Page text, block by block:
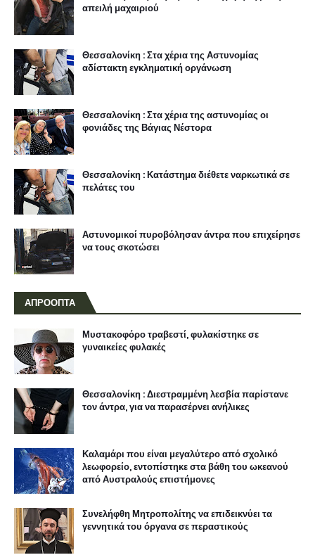
απειλή μαχαιριού
Θεσσαλονίκη : Στα χέρια της Αστυνομίας
αδίστακτη εγκληματική οργάνωση
Θεσσαλονίκη : Στα χέρια της αστυνομίας οι
φονιάδες της Βάγιας Νέστορα
Θεσσαλονίκη : Κατάστημα διέθετε ναρκωτικά σε
πελάτες του
Αστυνομικοί πυροβόλησαν άντρα που επιχείρησε
να τους σκοτώσει
ΑΠΡΟΟΠΤΑ
Μυστακοφόρο τραβεστί, φυλακίστηκε σε
γυναικείες φυλακές
Θεσσαλονίκη : Διεστραμμένη λεσβία παρίστανε
τον άντρα, για να παρασέρνει ανήλικες
Καλαμάρι που είναι μεγαλύτερο από σχολικό
λεωφορείο, εντοπίστηκε στα βάθη του ωκεανού
από Αυστραλούς επιστήμονες
Συνελήφθη Μητροπολίτης να επιδεικνύει τα
γεννητικά του όργανα σε περαστικούς